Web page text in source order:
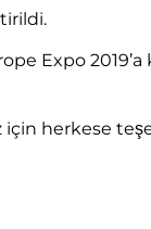
Expo 2019’a
herkese